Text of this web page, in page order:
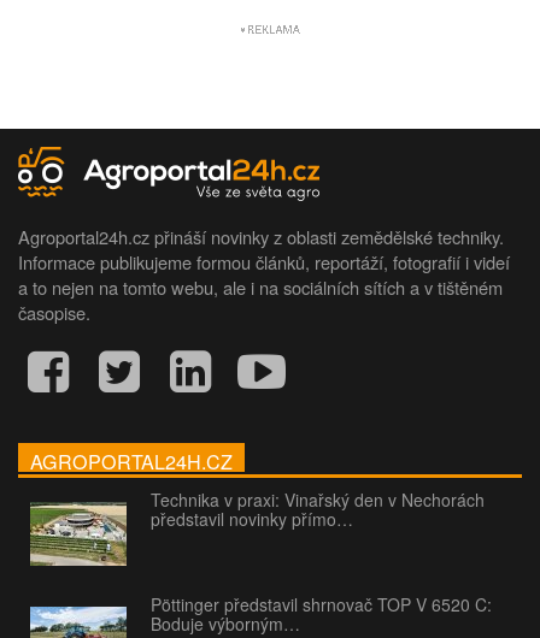
Agroportal24h.cz přináší novinky z oblasti zemědělské techniky.
Informace publikujeme formou článků, reportáží, fotografií i videí
a to nejen na tomto webu, ale i na sociálních sítích a v tištěném
časopise.
AGROPORTAL24H.CZ
Technika v praxi: Vinařský den v Nechorách
představil novinky přímo…
Pöttinger představil shrnovač TOP V 6520 C:
Boduje výborným…